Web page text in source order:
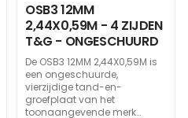
OSB3 12MM
2,44X0,59M - 4 ZIJDEN
T&G - ONGESCHUURD
De OSB3 12MM 2,44X0,59M is
een ongeschuurde,
vierzijdige tand-en-
groefplaat van het
toonaangevende merk